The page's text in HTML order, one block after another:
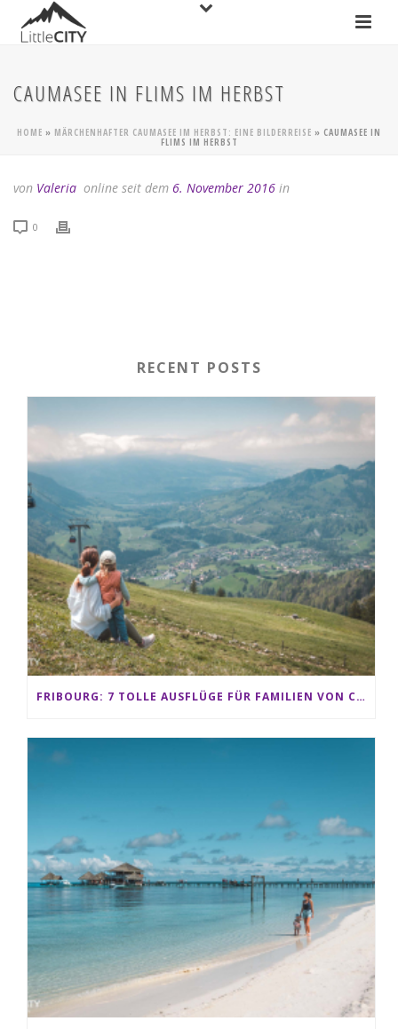
CAUMASEE IN FLIMS IM HERBST
HOME » MÄRCHENHAFTER CAUMASEE IM HERBST: EINE BILDERREISE » CAUMASEE IN
FLIMS IM HERBST
von Valeria online seit dem 6. November 2016 in
0
RECENT POSTS
FRIBOURG: 7 TOLLE AUSFLÜGE FÜR FAMILIEN VON CHARMEY BIS LES PACCOTS